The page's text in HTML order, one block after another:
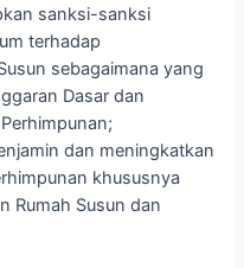
sanksi-sanksi
terhadap
sebagaimana yang
Dasar dan
dan meningkatkan
khususnya
Rumah Susun dan